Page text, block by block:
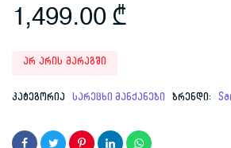
1,499.00 ₾
არ არის მარაგში
კატეგორია სარეცხი მანქანები ბრენდი: